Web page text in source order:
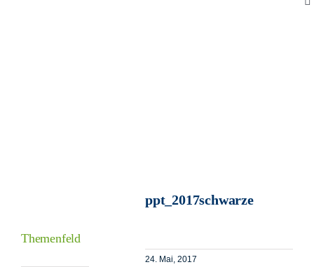
ppt_2017schwarze
24. Mai, 2017
Themenfeld